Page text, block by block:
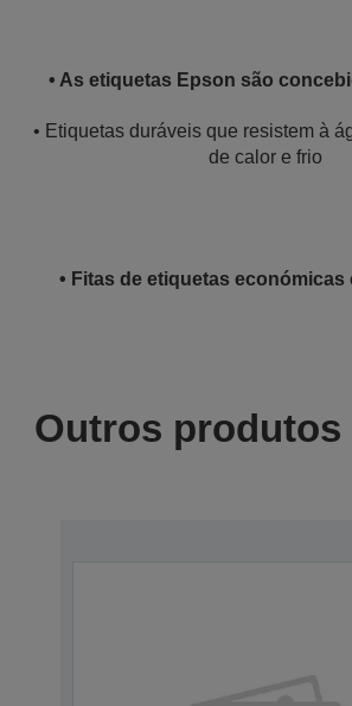
• As etiquetas Epson são
• Etiquetas duráveis que resistem à
de calor e frio
• Fitas de etiquetas económicas
Outros produtos